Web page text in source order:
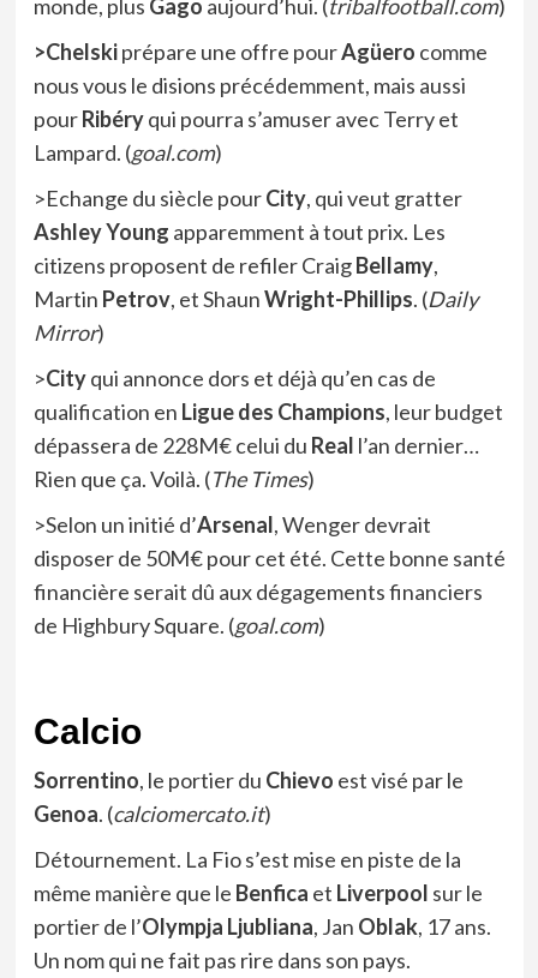
monde, plus Gago aujourd’hui. (tribalfootball.com)
>Chelskiprépare une offre pourAgüero comme
nous vous le disions précédemment, mais aussi
pourRibéryqui pourra s’amuser avec Terry et
Lampard. (goal.com)
>Echange du siècle pourCity, qui veut gratter
Ashley Young apparemment à tout prix. Les
citizens proposent de refiler CraigBellamy,
Martin Petrov, et ShaunWright-Phillips. (Daily
Mirror)
>Cityqui annonce dors et déjà qu’en cas de
qualification en Ligue des Champions, leur budget
dépassera de 228M€ celui du Real l’an dernier…
Rien que ça. Voilà. (The Times)
>Selon un initié d’Arsenal, Wenger devrait
disposer de 50M€ pour cet été. Cette bonne santé
financière serait dû aux dégagements financiers
de Highbury Square. (goal.com)
Calcio
Sorrentino, le portier du Chievo est visé par le
Genoa. (calciomercato.it)
Détournement. La Fio s’est mise en piste de la
même manière que le Benfica et Liverpool sur le
portier de l’Olympja Ljubliana, Jan Oblak, 17 ans.
Un nom qui ne fait pas rire dans son pays.